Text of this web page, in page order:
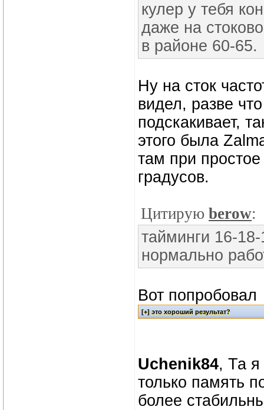
кулер у тебя
даже на
в районе 60-65.
Ну на сток
видел, разве
подскакивает,
этого была
там при
градусов.
Цитирую berow:
тайминги 16-
нормально
Вот попробовал
Uchenik84, Та я
только память
более